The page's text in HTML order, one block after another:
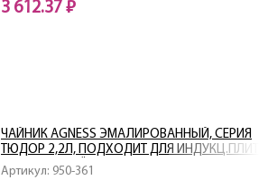
3 612.37 ₽
Артикул: 950-361
ЧАЙНИК AGNESS ЭМАЛИРОВАННЫЙ, СЕРИЯ
ТЮДОР 2,2Л, ПОДХОДИТ ДЛЯ ИНДУКЦ.ПЛИТ
ЦВЕТ:КРАСНЫЙ